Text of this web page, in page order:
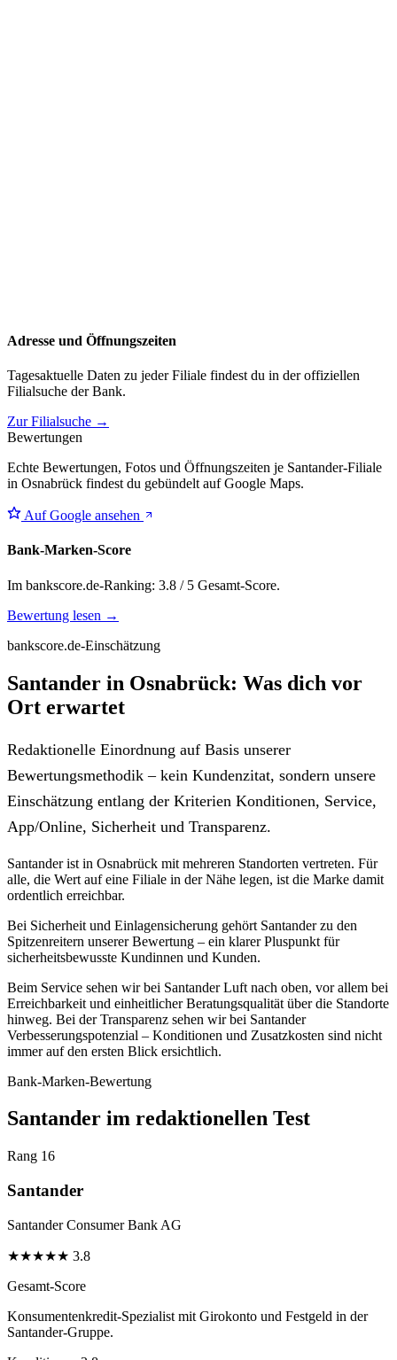
Adresse und Öffnungszeiten
Tagesaktuelle Daten zu jeder Filiale findest du in der offiziellen
Filialsuche der Bank.
Zur Filialsuche →
Bewertungen
Echte Bewertungen, Fotos und Öffnungszeiten je Santander-Filiale
in Osnabrück findest du gebündelt auf Google Maps.
Auf Google ansehen
Bank-Marken-Score
Im bankscore.de-Ranking: 3.8 / 5 Gesamt-Score.
Bewertung lesen →
bankscore.de-Einschätzung
Santander in Osnabrück: Was dich vor
Ort erwartet
Redaktionelle Einordnung auf Basis unserer
Bewertungsmethodik – kein Kundenzitat, sondern unsere
Einschätzung entlang der Kriterien Konditionen, Service,
App/Online, Sicherheit und Transparenz.
Santander ist in Osnabrück mit mehreren Standorten vertreten. Für
alle, die Wert auf eine Filiale in der Nähe legen, ist die Marke damit
ordentlich erreichbar.
Bei Sicherheit und Einlagensicherung gehört Santander zu den
Spitzenreitern unserer Bewertung – ein klarer Pluspunkt für
sicherheitsbewusste Kundinnen und Kunden.
Beim Service sehen wir bei Santander Luft nach oben, vor allem bei
Erreichbarkeit und einheitlicher Beratungsqualität über die Standorte
hinweg. Bei der Transparenz sehen wir bei Santander
Verbesserungspotenzial – Konditionen und Zusatzkosten sind nicht
immer auf den ersten Blick ersichtlich.
Bank-Marken-Bewertung
Santander im redaktionellen Test
Rang 16
Santander
Santander Consumer Bank AG
★★★★★ 3.8
Gesamt-Score
Konsumentenkredit-Spezialist mit Girokonto und Festgeld in der
Santander-Gruppe.